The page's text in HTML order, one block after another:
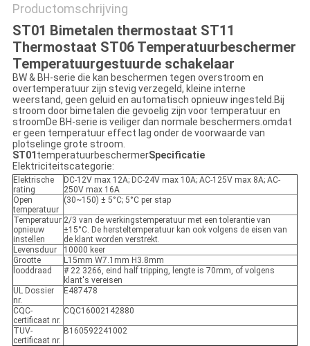
Productomschrijving
ST01 Bimetalen thermostaat ST11
Thermostaat ST06 Temperatuurbeschermer
Temperatuurgestuurde schakelaar
BW & BH-serie die kan beschermen tegen overstroom en
overtemperatuur zijn stevig verzegeld, kleine interne
weerstand, geen geluid en automatisch opnieuw ingesteld.Bij
stroom door bimetalen die gevoelig zijn voor temperatuur en
stroomDe BH-serie is veiliger dan normale beschermers.omdat
er geen temperatuur effect lag onder de voorwaarde van
plotselinge grote stroom.
ST01 temperatuurbeschermerSpecificatie
Elektriciteitscategorie:
Elektrische
rating
DC-12V max 12A; DC-24V max 10A; AC-125V max 8A; AC-
250V max 16A
Open
temperatuur
(30~150) ± 5°C; 5°C per stap
Temperatuur
opnieuw
instellen
2/3 van de werkingstemperatuur met een tolerantie van
±15°C. De hersteltemperatuur kan ook volgens de eisen van
de klant worden verstrekt.
Levensduur
10000 keer
Grootte
L15mm W7.1mm H3.8mm
looddraad
# 22 3266, eind half tripping, lengte is 70mm, of volgens
klant's vereisen
UL Dossier
nr.
E487478
CQC-
certificaat nr.
CQC16002142880
TUV-
certificaat nr.
B160592241002